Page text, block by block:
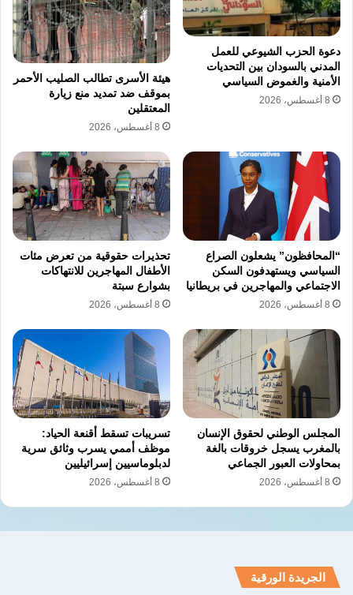
سعود شخصيات بارزة شكلت أعمدة الدولة
الناشئة، وعلى رأسهم الشيخ حافظ وهبة مستشار
الملك عبد العزيز آل سعود، والشيخ عبد الله
السليمان الحمدان الملقب بابن سليمان أو الوزير،
وهو الشخصية الاقتصادية الأهم في مرحلة
العربية السعودية، حيث ساهم هؤلاء القادة في
تعزيز مسار العلاقات السياسية والاقتصادية بين
الأطراف في تلك الحقبة.
سعت هذه الزيارة إلى تلطيف الأجواء وحل
الخلافات الدبلوماسية الناجمة عن أزمة المحمل
المصري في موسم حج عام 1344 هـ الموافق لعام
1926م، حيث استغل الأمير سعود بن عبد العزيز آل
سعود تواجده لعقد لقاءات مكثفة مع كبار
المسؤولين، بما في ذلك الملك فؤاد الأول، مما
ساهم في تقريب وجهات النظر، وتخفيف الجفاء
الدبلوماسي، وإعادة بناء قنوات التواصل الفعال
والمباشر بين الدولتين لتعزيز الاستقرار في
دعوة الحزب الشيوعي للعمل
المدني بالسودان بين التحديات
الأمنية والغموض السياسي
8 أغسطس، 2026
هيئة الأسرى تطالب الصليب الأحمر
بموقف ضد تمديد منع زيارة
المعتقلين
8 أغسطس، 2026
“المحافظون” يشعلون الصراع
السياسي ويستهدفون السكن
الاجتماعي والمهاجرين في بريطانيا
8 أغسطس، 2026
تحذيرات حقوقية من تعرض مئات
الأطفال المهاجرين للانتهاكات
بشوارع سبتة
8 أغسطس، 2026
المجلس الوطني لحقوق الإنسان
بالمغرب يسجل خروقات بالغة
بمحاولات العبور الجماعي
8 أغسطس، 2026
تسريبات تسقط أقنعة الحياد:
موظف أممي يسرب وثائق سرية
لدبلوماسيين إسرائيليين
8 أغسطس، 2026
الجريدة الورقية